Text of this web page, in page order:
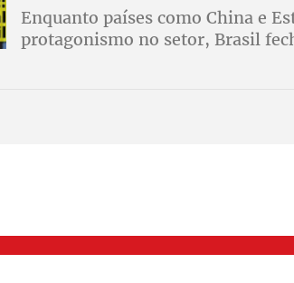
Enquanto países como China e
protagonismo no setor, Brasil